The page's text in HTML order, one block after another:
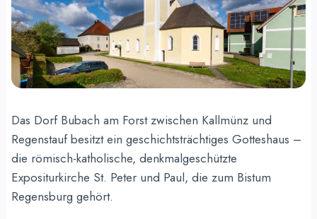
Das Dorf Bubach am Forst zwischen Kallmünz und
Regenstauf besitzt ein geschichtsträchtiges Gotteshaus –
die römisch-katholische, denkmalgeschützte
Expositurkirche St. Peter und Paul, die zum Bistum
Regensburg gehört.